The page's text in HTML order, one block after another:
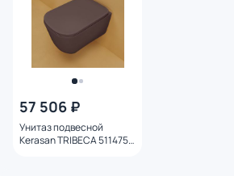
57 506 ₽
Унитаз подвесной
Kerasan TRIBECA 511475